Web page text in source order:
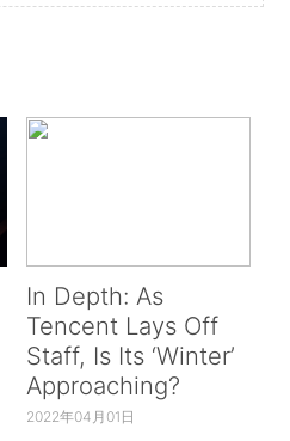
In Depth: As
Tencent Lays Off
Staff, Is Its ‘Winter’
Approaching?
2022年04月01日